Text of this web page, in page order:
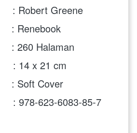
: Robert Greene
: Renebook
: 260 Halaman
: 14 x 21 cm
: Soft Cover
: 978-623-6083-85-7